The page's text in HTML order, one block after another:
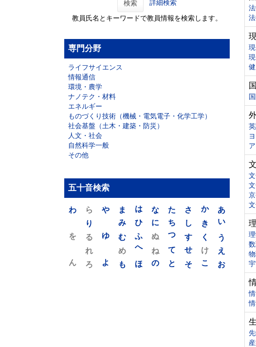
検索 詳細検索
教員氏名とキーワードで教員情報を検索します。
専門分野
ライフサイエンス
情報通信
環境・農学
ナノテク・材料
エネルギー
ものづくり技術（機械・電気電子・化学工学）
社会基盤（土木・建築・防災）
人文・社会
自然科学一般
その他
五十音検索
あ
い
う
え
お
か
き
く
け
こ
さ
し
す
せ
そ
た
ち
つ
て
と
な
に
ぬ
ね
の
は
ひ
ふ
へ
ほ
ま
み
む
め
も
や
ゆ
よ
ら
り
る
れ
ろ
わ
を
ん